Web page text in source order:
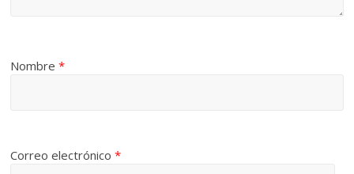
Nombre*
Correo electrónico*